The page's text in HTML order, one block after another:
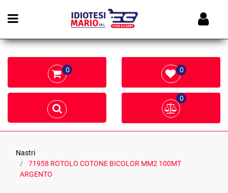
Open menu
0 0
0
Nastri
71958 ROTOLO COTONE BICOLOR MM2 100MT
ARGENTO